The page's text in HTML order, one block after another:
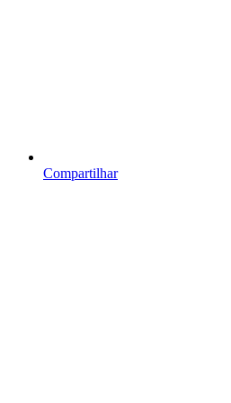
Compartilhar